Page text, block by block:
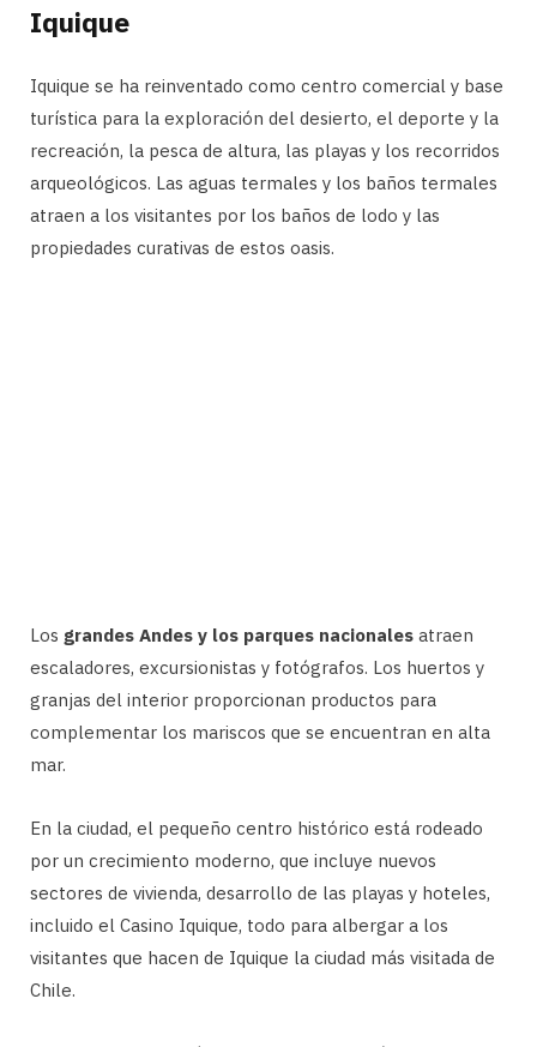
Iquique
Iquique se ha reinventado como centro comercial y base
turística para la exploración del desierto, el deporte y la
recreación, la pesca de altura, las playas y los recorridos
arqueológicos. Las aguas termales y los baños termales
atraen a los visitantes por los baños de lodo y las
propiedades curativas de estos oasis.
Los grandes Andes y los parques nacionales atraen
escaladores, excursionistas y fotógrafos. Los huertos y
granjas del interior proporcionan productos para
complementar los mariscos que se encuentran en alta
mar.
En la ciudad, el pequeño centro histórico está rodeado
por un crecimiento moderno, que incluye nuevos
sectores de vivienda, desarrollo de las playas y hoteles,
incluido el Casino Iquique, todo para albergar a los
visitantes que hacen de Iquique la ciudad más visitada de
Chile.